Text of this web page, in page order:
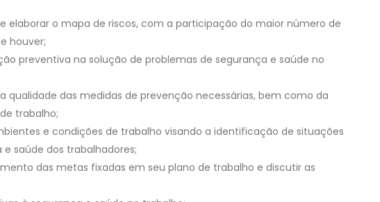
elaborar o mapa de riscos, com a participação do maior número de
houver;
preventiva na solução de problemas de segurança e saúde no
das medidas de prevenção necessárias, bem como da
trabalho;
e condições de trabalho visando a identificação de situações
saúde dos trabalhadores;
das metas fixadas em seu plano de trabalho e discutir as